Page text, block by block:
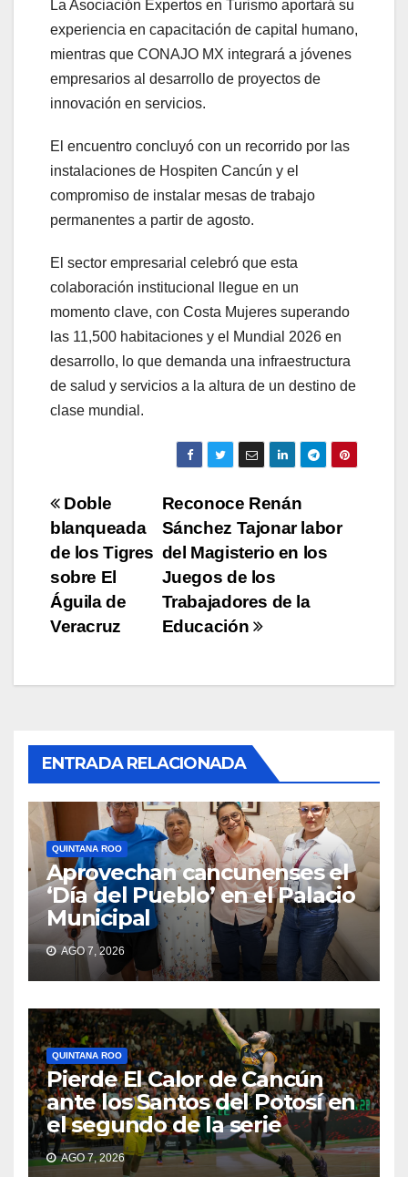
La Asociación Expertos en Turismo aportará su
experiencia en capacitación de capital humano,
mientras que CONAJO MX integrará a jóvenes
empresarios al desarrollo de proyectos de
innovación en servicios.
El encuentro concluyó con un recorrido por las
instalaciones de Hospiten Cancún y el
compromiso de instalar mesas de trabajo
permanentes a partir de agosto.
El sector empresarial celebró que esta
colaboración institucional llegue en un
momento clave, con Costa Mujeres superando
las 11,500 habitaciones y el Mundial 2026 en
desarrollo, lo que demanda una infraestructura
de salud y servicios a la altura de un destino de
clase mundial.
Navegación
de
entradas
Reconoce Renán
Sánchez Tajonar labor
del Magisterio en los
Juegos de los
Trabajadores de la
Educación
Doble
blanqueada
de los Tigres
sobre El
Águila de
Veracruz
ENTRADA RELACIONADA
QUINTANA ROO
Aprovechan cancunenses el
‘Día del Pueblo’ en el Palacio
Municipal
AGO 7, 2026
QUINTANA ROO
Pierde El Calor de Cancún
ante los Santos del Potosí en
el segundo de la serie
AGO 7, 2026